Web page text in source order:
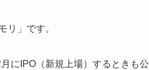
リ」です。
にIPO（新規上場）するときも